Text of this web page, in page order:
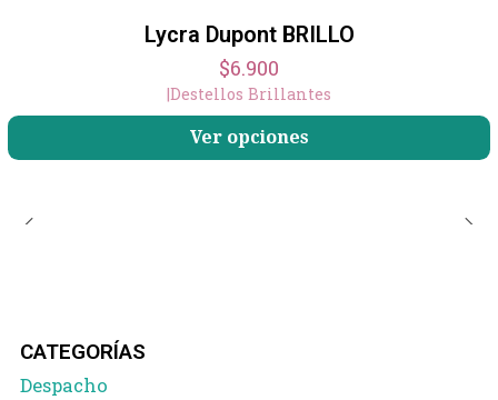
Lycra Dupont BRILLO
$6.900
|Destellos Brillantes
Ver opciones
CATEGORÍAS
Despacho